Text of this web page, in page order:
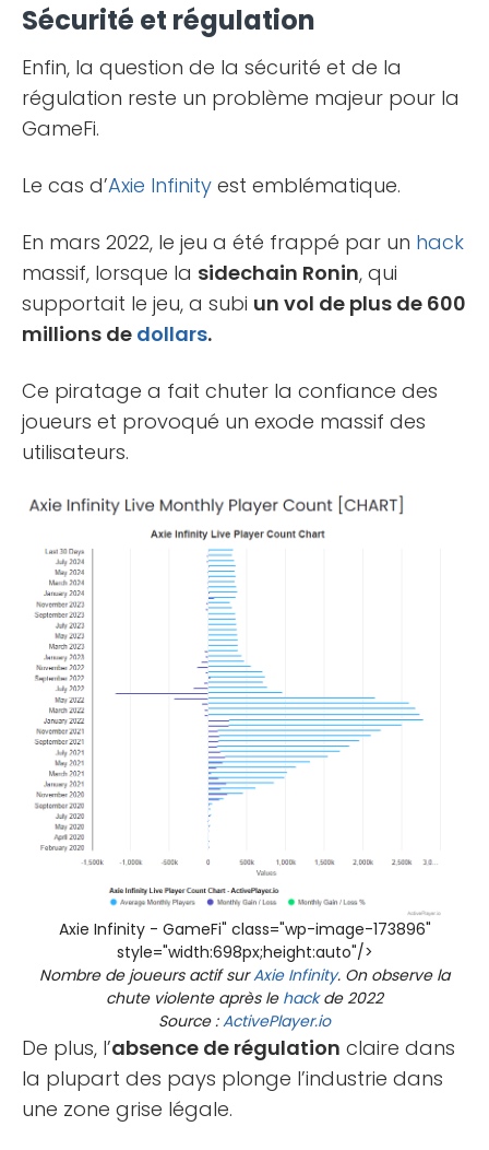
Sécurité et régulation
Enfin, la question de la sécurité et de la
régulation reste un problème majeur pour la
GameFi.
Le cas d’Axie Infinity est emblématique.
En mars 2022, le jeu a été frappé par un hack
massif, lorsque la sidechain Ronin, qui
supportait le jeu, a subi un vol de plus de 600
millions de dollars.
Ce piratage a fait chuter la confiance des
joueurs et provoqué un exode massif des
utilisateurs.
Axie Infinity - GameFi" class="wp-image-173896"
style="width:698px;height:auto"/>
Nombre de joueurs actif surAxie Infinity. On observe la
chute violente après le hackde 2022
Source :ActivePlayer.io
De plus, l’absence de régulation claire dans
la plupart des pays plonge l’industrie dans
une zone grise légale.